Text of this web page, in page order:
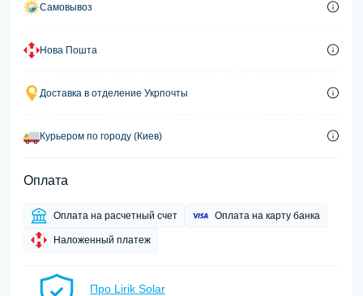
Самовывоз
Нова Пошта
Доставка в отделение Укрпочты
Курьером по городу (Киев)
Оплата
Оплата на расчетный счет Оплата на карту банка
Наложенный платеж
Про Lirik Solar